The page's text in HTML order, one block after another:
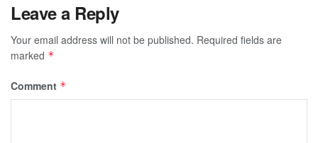
Leave a Reply
Your email address will not be published. Required fields are
marked *
Comment *